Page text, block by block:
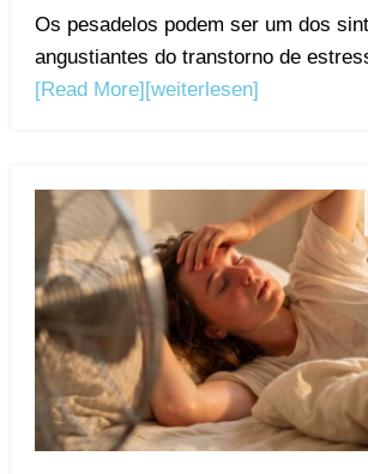
Os pesadelos podem ser um dos
angustiantes do transtorno de
[Read More] [weiterlesen]